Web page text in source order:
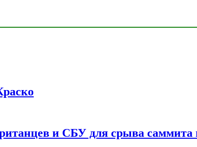
и СБУ для срыва саммита